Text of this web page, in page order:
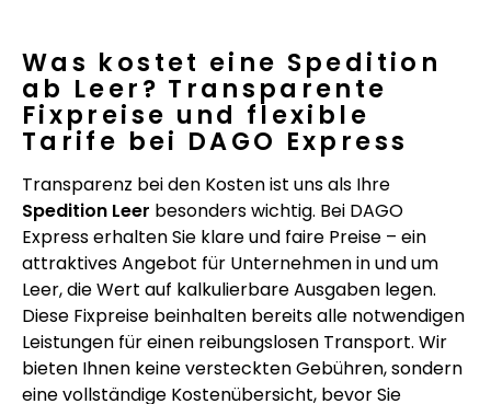
Was kostet eine Spedition
ab Leer? Transparente
Fixpreise und flexible
Tarife bei DAGO Express
Transparenz bei den Kosten ist uns als Ihre
Spedition Leer besonders wichtig. Bei DAGO
Express erhalten Sie klare und faire Preise – ein
attraktives Angebot für Unternehmen in und um
Leer, die Wert auf kalkulierbare Ausgaben legen.
Diese Fixpreise beinhalten bereits alle notwendigen
Leistungen für einen reibungslosen Transport. Wir
bieten Ihnen keine versteckten Gebühren, sondern
eine vollständige Kostenübersicht, bevor Sie